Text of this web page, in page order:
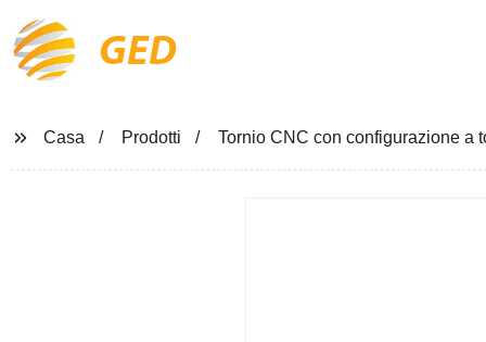
GED
Casa Prodotti Tornio CNC con configurazione a